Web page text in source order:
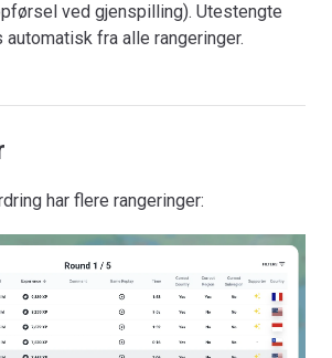
ved gjenspilling). Utestengte
fra alle rangeringer.
har flere rangeringer: